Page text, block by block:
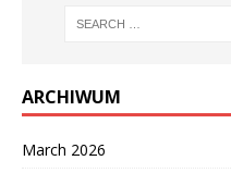
ARCHIWUM
March 2026